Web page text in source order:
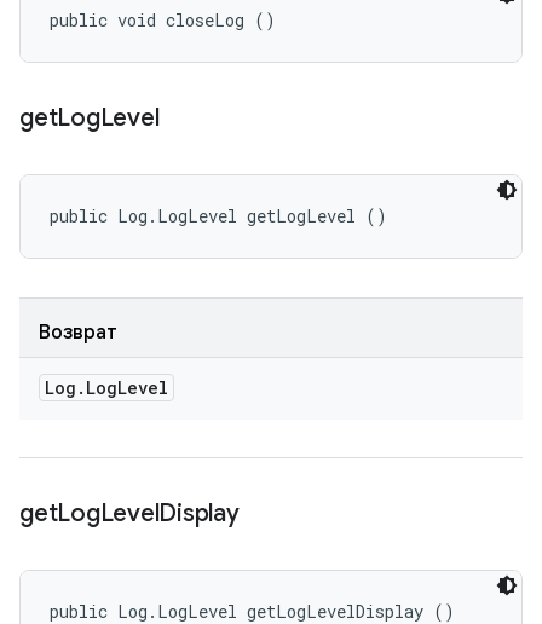
public void closeLog ()
getLogLevel
public Log.LogLevel getLogLevel ()
Возврат
Log . LogLevel
getLogLevelDisplay
public Log.LogLevel getLogLevelDisplay ()